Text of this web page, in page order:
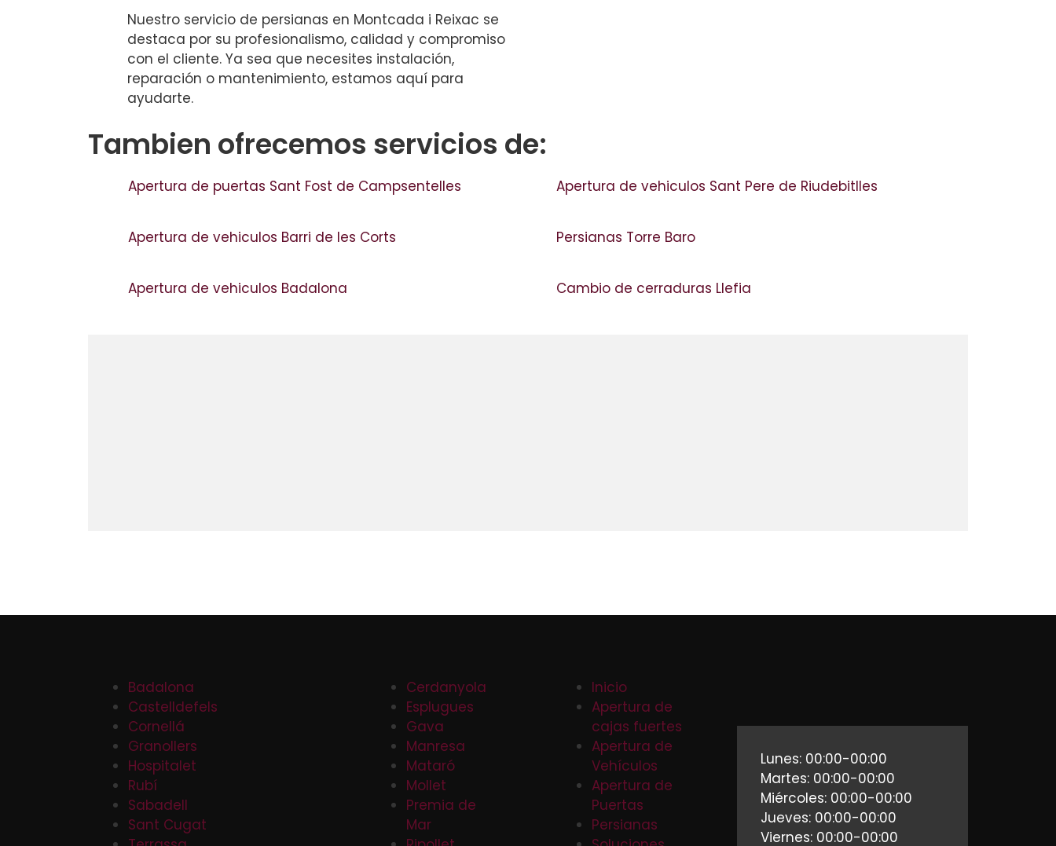
Nuestro servicio de persianas en Montcada i Reixac se
destaca por su profesionalismo, calidad y compromiso
con el cliente. Ya sea que necesites instalación,
reparación o mantenimiento, estamos aquí para
ayudarte.
Tambien ofrecemos servicios de:
Apertura de puertas Sant Fost de Campsentelles Apertura de vehiculos Sant Pere de Riudebitlles
Apertura de vehiculos Barri de les Corts Persianas Torre Baro
Apertura de vehiculos Badalona Cambio de cerraduras Llefia
Badalona
Castelldefels
Cornellá
Granollers
Hospitalet
Rubí
Sabadell
Sant Cugat
Cerdanyola
Esplugues
Gava
Manresa
Mataró
Mollet
Premia de
Mar
Inicio
Apertura de
cajas fuertes
Apertura de
Vehículos
Apertura de
Puertas
Persianas
Lunes: 00:00-00:00
Martes: 00:00-00:00
Miércoles: 00:00-00:00
Jueves: 00:00-00:00
Viernes: 00:00-00:00